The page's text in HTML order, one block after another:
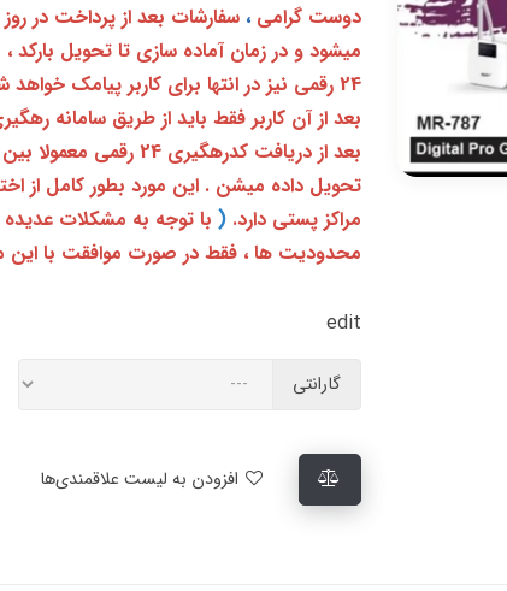
دوست گرامی ، سفارشات بعد از پرداخت در
میشود و در زمان آماده سازی تا تحویل
24 رقمی نیز در انتها برای کاربر پیامک خواهد شد
تحویل داده میشن . این مورد بطور کامل از
مراکز پستی دارد. ( با توجه به مشکلات
محدودیت ها ، فقط در صورت موافقت با این
edit
گارانتی